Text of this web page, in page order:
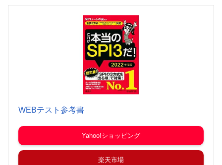
WEBテスト参考書
Yahoo!ショッピング
楽天市場